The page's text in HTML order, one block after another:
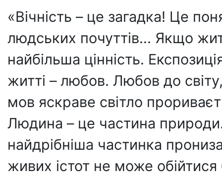
«Вічність – це загадка! Це
людських почуттів... Якщо
найбільша цінність.
житті – любов. Любов до
мов яскраве світло
Людина – це частина
найдрібніша частинка
живих істот не може